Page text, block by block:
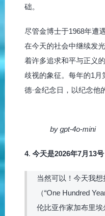
础。
尽管金博士于1968年遭
在今天的社会中继续发
着许多追求和平与正义
歧视的象征。每年的1月
德·金纪念日，以纪念他
by gpt-4o-mini
4. 今天是2026年7月13
当然可以！今天我想
（“One Hundred
伦比亚作家加布里埃